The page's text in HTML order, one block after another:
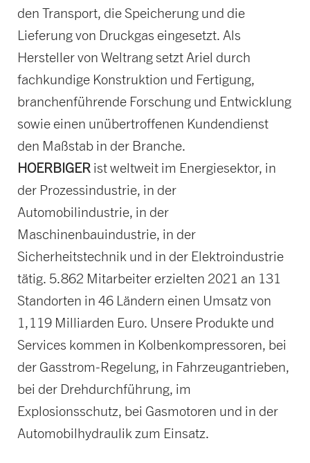
den Transport, die Speicherung und die
Lieferung von Druckgas eingesetzt. Als
Hersteller von Weltrang setzt Ariel durch
fachkundige Konstruktion und Fertigung,
branchenführende Forschung und Entwicklung
sowie einen unübertroffenen Kundendienst
den Maßstab in der Branche.
HOERBIGERist weltweit im Energiesektor, in
der Prozessindustrie, in der
Automobilindustrie, in der
Maschinenbauindustrie, in der
Sicherheitstechnik und in der Elektroindustrie
tätig. 5.862 Mitarbeiter erzielten 2021 an 131
Standorten in 46 Ländern einen Umsatz von
1,119 Milliarden Euro. Unsere Produkte und
Services kommen in Kolbenkompressoren, bei
der Gasstrom-Regelung, in Fahrzeugantrieben,
bei der Drehdurchführung, im
Explosionsschutz, bei Gasmotoren und in der
Automobilhydraulik zum Einsatz.